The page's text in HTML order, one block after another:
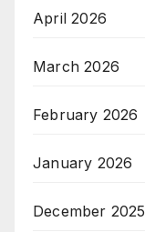
April 2026
March 2026
February 2026
January 2026
December 2025